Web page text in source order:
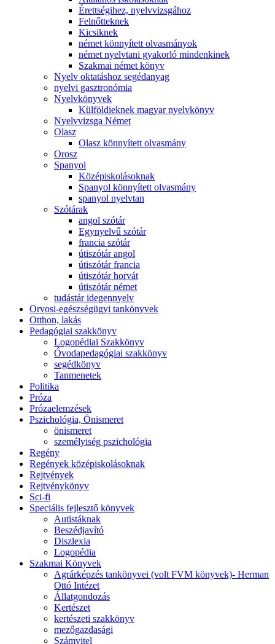
Érettségihez, nyelvvizsgához
Felnőtteknek
Kicsiknek
német könnyített olvasmányok
német nyelvtani gyakorló mindenkinek
Szakmai német könyv
Nyelv oktatáshoz segédanyag
nyelvi gasztronómia
Nyelvkönyvek
Külföldieknek magyar nyelvkönyv
Nyelvvizsga Német
Olasz
Olasz könnyített olvasmány
Orosz
Spanyol
Középiskolásoknak
Spanyol könnyített olvasmány
spanyol nyelvtan
Szótárak
angol szótár
Egynyelvű szótár
francia szótár
útiszótár angol
útiszótár francia
útiszótár horvát
útiszótár német
tudástár idegennyelv
Orvosi-egészségügyi tankönyvek
Otthon, lakás
Pedagógiai szakkönyv
Logopédiai Szakkönyv
Óvodapedagógiai szakkönyv
segédkönyv
Tanmenetek
Politika
Próza
Prózaelemzések
Pszichológia, Önismeret
önismeret
személyiség pszichológia
Regény
Regények középiskolásoknak
Rejtvények
Rejtvénykönyv
Sci-fi
Speciális fejlesztő könyvek
Autistáknak
Beszédjavító
Diszlexia
Logopédia
Szakmai Könyvek
Agrárképzés tankönyvei (volt FVM könyvek)- Herman
Ottó Intézet
Állatgondozás
Kertészet
kertészeti szakkönyv
mezőgazdasági
Számvitel